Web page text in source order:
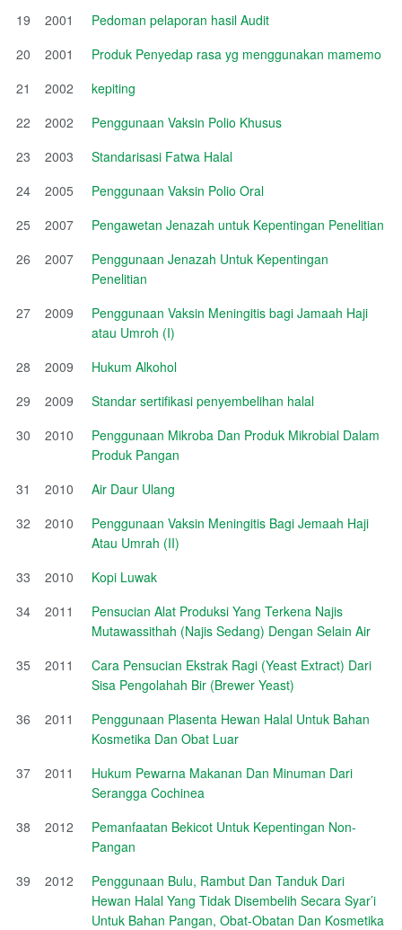
19
2001
Pedoman pelaporan hasil Audit
20
2001
Produk Penyedap rasa yg menggunakan mamemo
21
2002
kepiting
22
2002
Penggunaan Vaksin Polio Khusus
23
2003
Standarisasi Fatwa Halal
24
2005
Penggunaan Vaksin Polio Oral
25
2007
Pengawetan Jenazah untuk Kepentingan Penelitian
26
2007
Penggunaan Jenazah Untuk Kepentingan
Penelitian
27
2009
Penggunaan Vaksin Meningitis bagi Jamaah Haji
atau Umroh (I)
28
2009
Hukum Alkohol
29
2009
Standar sertifikasi penyembelihan halal
30
2010
Penggunaan Mikroba Dan Produk Mikrobial Dalam
Produk Pangan
31
2010
Air Daur Ulang
32
2010
Penggunaan Vaksin Meningitis Bagi Jemaah Haji
Atau Umrah (II)
33
2010
Kopi Luwak
34
2011
Pensucian Alat Produksi Yang Terkena Najis
Mutawassithah (Najis Sedang) Dengan Selain Air
35
2011
Cara Pensucian Ekstrak Ragi (Yeast Extract) Dari
Sisa Pengolahah Bir (Brewer Yeast)
36
2011
Penggunaan Plasenta Hewan Halal Untuk Bahan
Kosmetika Dan Obat Luar
37
2011
Hukum Pewarna Makanan Dan Minuman Dari
Serangga Cochinea
38
2012
Pemanfaatan Bekicot Untuk Kepentingan Non-
Pangan
39
2012
Penggunaan Bulu, Rambut Dan Tanduk Dari
Hewan Halal Yang Tidak Disembelih Secara Syar’i
Untuk Bahan Pangan, Obat-Obatan Dan Kosmetika